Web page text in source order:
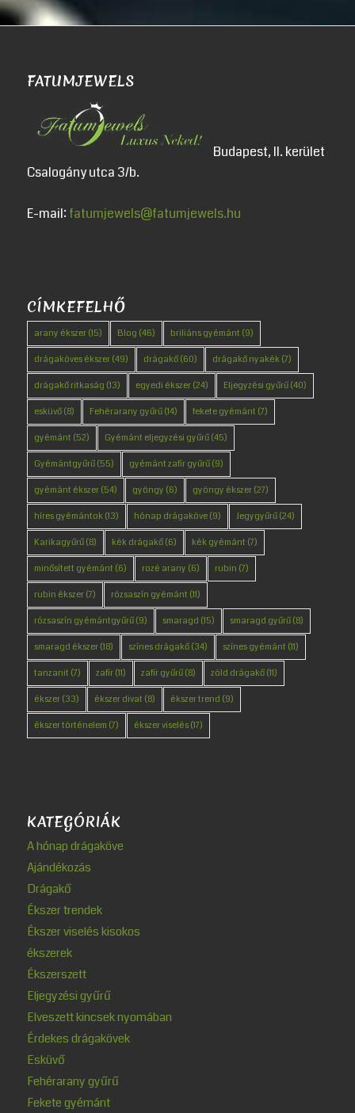
FATUMJEWELS
Budapest, II. kerület
Csalogány utca 3/b.
E-mail: fatumjewels@fatumjewels.hu
CÍMKEFELHŐ
arany ékszer(15) Blog (46) briliáns gyémánt (9)
drágaköves ékszer(49) drágakő(60) drágakő nyakék(7)
drágakő ritkaság (13) egyedi ékszer(24) Eljegyzési gyűrű(40)
esküvő(8) Fehérarany gyűrű(14) fekete gyémánt (7)
gyémánt (52) Gyémánt eljegyzési gyűrű(45)
Gyémántgyűrű(55) gyémánt zafír gyűrű(9)
gyémánt ékszer(54) gyöngy (6) gyöngy ékszer(27)
híres gyémántok(13) hónap drágaköve(9) Jegygyűrű(24)
Karikagyűrű(8) kék drágakő(6) kék gyémánt (7)
minősített gyémánt (6) rozé arany (6) rubin (7)
rubin ékszer(7) rózsaszín gyémánt (11)
rózsaszín gyémántgyűrű(9) smaragd (15) smaragd gyűrű(8)
smaragd ékszer(18) színes drágakő(34) színes gyémánt (11)
tanzanit (7) zafír(11) zafír gyűrű(8) zöld drágakő(11)
ékszer(33) ékszer divat (8) ékszer trend (9)
ékszer történelem (7) ékszer viselés(17)
KATEGÓRIÁK
A hónap drágaköve
Ajándékozás
Drágakő
Ékszer trendek
Ékszer viselés kisokos
ékszerek
Ékszerszett
Eljegyzési gyűrű
Elveszett kincsek nyomában
Érdekes drágakövek
Esküvő
Fehérarany gyűrű
Fekete gyémánt